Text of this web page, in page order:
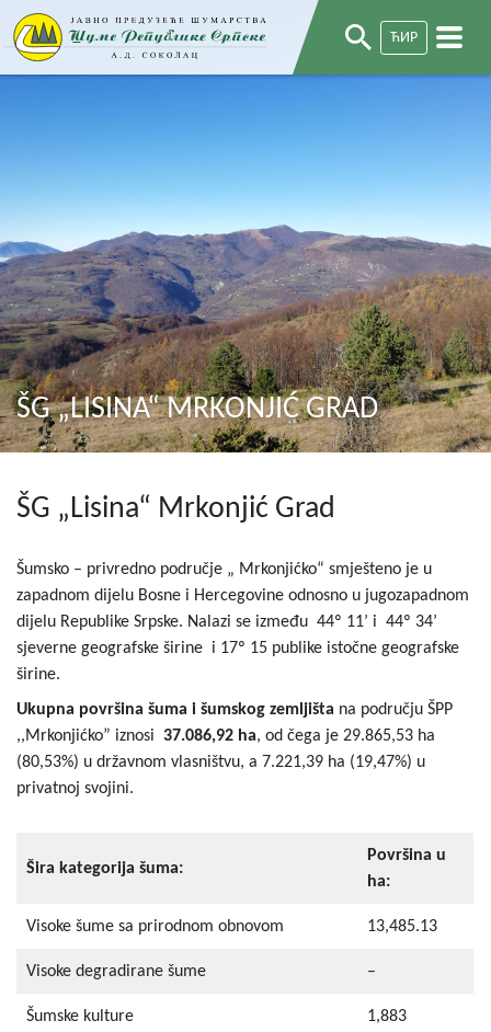
ЋИР
ŠG „LISINA“ MRKONJIĆ GRAD
ŠG „Lisina“ Mrkonjić Grad
Šumsko – privredno područje „ Mrkonjićko“ smješteno je u
zapadnom dijelu Bosne i Hercegovine odnosno u jugozapadnom
dijelu Republike Srpske. Nalazi se između 44º 11’ i 44º 34’
sjeverne geografske širine i 17º 15 publike istočne geografske
širine.
Ukupna površina šuma i šumskog zemljišta na području ŠPP
,,Mrkonjićko” iznosi 37.086,92 ha, od čega je 29.865,53 ha
(80,53%) u državnom vlasništvu, a 7.221,39 ha (19,47%) u
privatnoj svojini.
Šira kategorija šuma:
Površina u
ha:
Visoke šume sa prirodnom obnovom 13,485.13
Visoke degradirane šume –
Šumske kulture 1,883